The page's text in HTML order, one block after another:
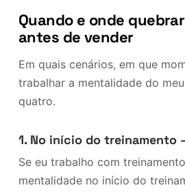
Quando e onde
antes de vender
Em quais cenários, em que
trabalhar a mentalidade do
quatro.
1. No início do treinamento
Se eu trabalho com
mentalidade no início do